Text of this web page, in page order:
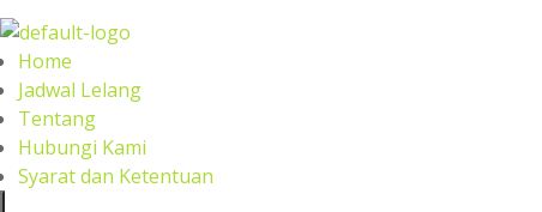
Home
Jadwal Lelang
Tentang
Hubungi Kami
Syarat dan Ketentuan